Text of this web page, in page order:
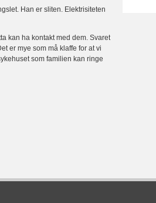
Han er sliten. Elektrisiteten
kan ha kontakt med dem. Svaret
er mye som må klaffe for at vi
som familien kan ringe